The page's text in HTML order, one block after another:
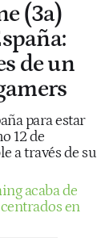
(3a)
de un
para estar
12 de
a través de su
acaba de
en